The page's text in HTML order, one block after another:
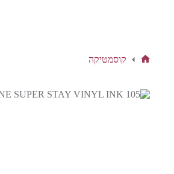
קוסמטיקה